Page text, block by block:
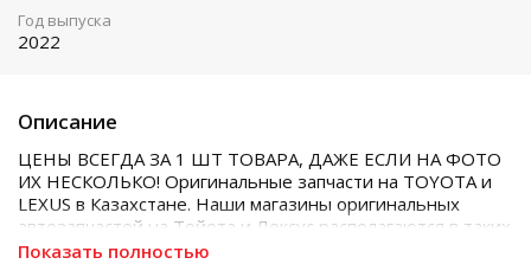
Описание
ЦЕНЫ ВСЕГДА ЗА 1 ШТ ТОВАРА, ДАЖЕ ЕСЛИ НА ФОТО
ИХ НЕСКОЛЬКО! Оригинальные запчасти на TOYOTA и
LEXUS в Казахстане. Наши магазины оригинальных
автозапчастей на Тойота и Лексус располагаются в таких
городах как Алматы, Астана, Шымкент, Кызылорда и
Показать полностью
Год выпуска
2022